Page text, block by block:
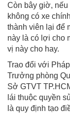
Còn bây giờ,
không có xe
thành viên lại để
này là có lợi cho
vị này cho hay.
Trao đổi với
Trưởng phòng
Sở GTVT
lái thuộc quyền
là quy định tạo